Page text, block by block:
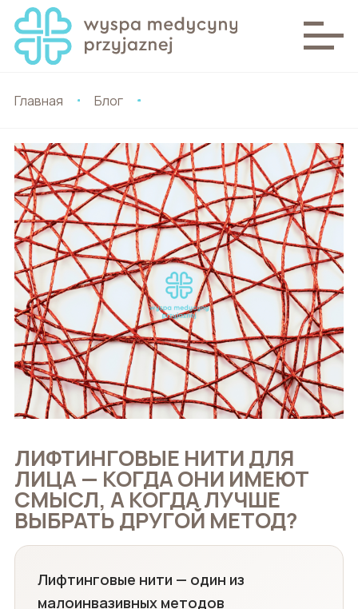
Главная Блог
ЛИФТИНГОВЫЕ НИТИ ДЛЯ
ЛИЦА — КОГДА ОНИ ИМЕЮТ
СМЫСЛ, А КОГДА ЛУЧШЕ
ВЫБРАТЬ ДРУГОЙ МЕТОД?
Лифтинговые нити — один из
малоинвазивных методов